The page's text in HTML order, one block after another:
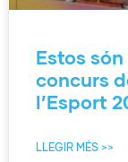
Estos
concurs
l’Esport
LLEGIR MÉS >>